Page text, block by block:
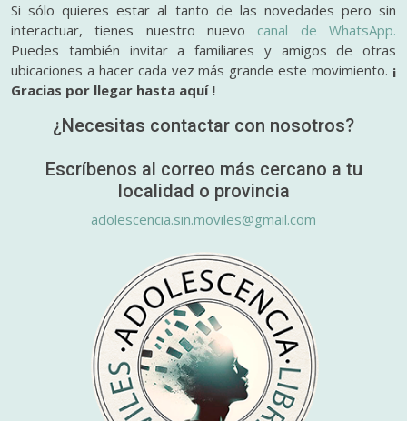
Si sólo quieres estar al tanto de las novedades pero sin
interactuar, tienes nuestro nuevo canal de WhatsApp.
Puedes también invitar a familiares y amigos de otras
ubicaciones a hacer cada vez más grande este movimiento. ¡
Gracias por llegar hasta aquí !
¿Necesitas contactar con nosotros?
Escríbenos al correo más cercano a tu
localidad o provincia
adolescencia.sin.moviles@gmail.com